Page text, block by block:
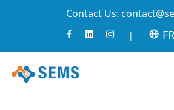
Contact Us:
| FR